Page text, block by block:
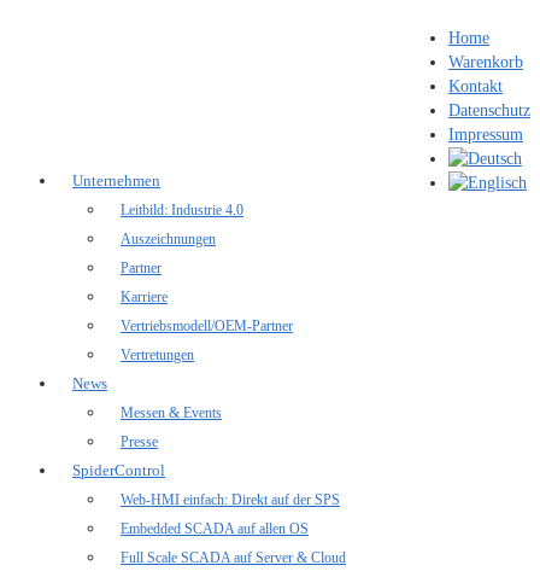
Home
Warenkorb
Kontakt
Datenschutz
Impressum
Unternehmen
Leitbild: Industrie 4.0
Auszeichnungen
Partner
Karriere
Vertriebsmodell/OEM-Partner
Vertretungen
News
Messen & Events
Presse
SpiderControl
Web-HMI einfach: Direkt auf der SPS
Embedded SCADA auf allen OS
Full Scale SCADA auf Server & Cloud